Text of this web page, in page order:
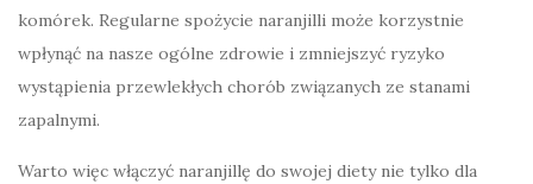
komórek. Regularne spożycie naranjilli może korzystnie
wpłynąć na nasze ogólne zdrowie i zmniejszyć ryzyko
wystąpienia przewlekłych chorób związanych ze stanami
zapalnymi.
Warto więc włączyć naranjillę do swojej diety nie tylko dla